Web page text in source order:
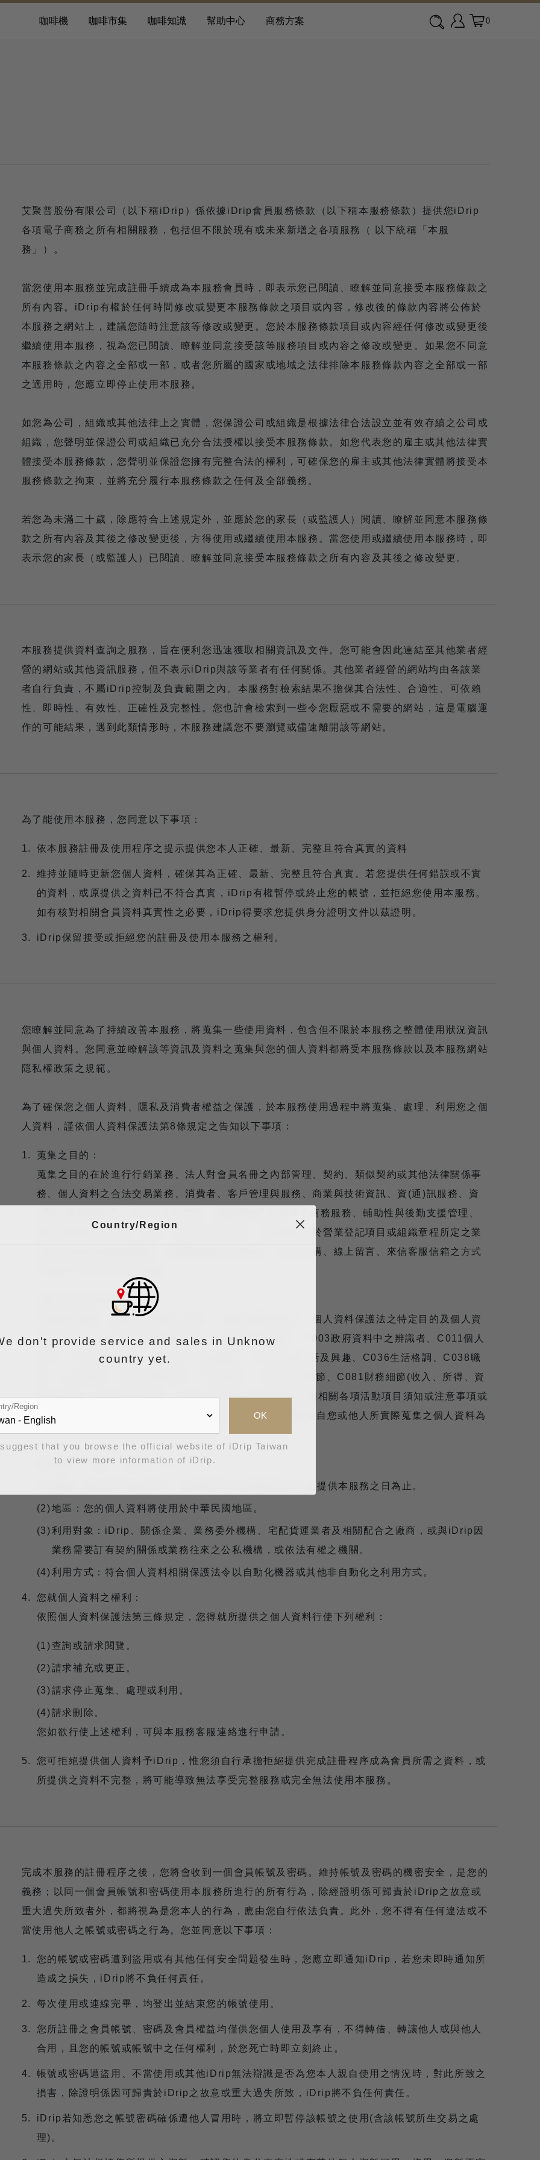
咖啡機 咖啡市集 咖啡知識 幫助中心 商務方案 0
艾聚普股份有限公司（以下稱iDrip）係依據iDrip會員服務條款（以下稱本服務條款）提供您iDrip
各項電子商務之所有相關服務，包括但不限於現有或未來新增之各項服務（ 以下統稱「本服
務」）。
當您使用本服務並完成註冊手續成為本服務會員時，即表示您已閱讀、瞭解並同意接受本服務條款之
所有內容。iDrip有權於任何時間修改或變更本服務條款之項目或內容，修改後的條款內容將公佈於
本服務之網站上，建議您隨時注意該等修改或變更。您於本服務條款項目或內容經任何修改或變更後
繼續使用本服務，視為您已閱讀、瞭解並同意接受該等服務項目或內容之修改或變更。如果您不同意
本服務條款之內容之全部或一部，或者您所屬的國家或地域之法律排除本服務條款內容之全部或一部
之適用時，您應立即停止使用本服務。
如您為公司，組織或其他法律上之實體，您保證公司或組織是根據法律合法設立並有效存續之公司或
組織，您聲明並保證公司或組織已充分合法授權以接受本服務條款。如您代表您的雇主或其他法律實
體接受本服務條款，您聲明並保證您擁有完整合法的權利，可確保您的雇主或其他法律實體將接受本
服務條款之拘束，並將充分履行本服務條款之任何及全部義務。
若您為未滿二十歲，除應符合上述規定外，並應於您的家長（或監護人）閱讀、瞭解並同意本服務條
款之所有內容及其後之修改變更後，方得使用或繼續使用本服務。當您使用或繼續使用本服務時，即
表示您的家長（或監護人）已閱讀、瞭解並同意接受本服務條款之所有內容及其後之修改變更。
本服務提供資料查詢之服務，旨在便利您迅速獲取相關資訊及文件。您可能會因此連結至其他業者經
營的網站或其他資訊服務，但不表示iDrip與該等業者有任何關係。其他業者經營的網站均由各該業
者自行負責，不屬iDrip控制及負責範圍之內。本服務對檢索結果不擔保其合法性、合適性、可依賴
性、即時性、有效性、正確性及完整性。您也許會檢索到一些令您厭惡或不需要的網站，這是電腦運
作的可能結果，遇到此類情形時，本服務建議您不要瀏覽或儘速離開該等網站。
為了能使用本服務，您同意以下事項：
依本服務註冊及使用程序之提示提供您本人正確、最新、完整且符合真實的資料
維持並隨時更新您個人資料，確保其為正確、最新、完整且符合真實。若您提供任何錯誤或不實
的資料，或原提供之資料已不符合真實，iDrip有權暫停或終止您的帳號，並拒絕您使用本服務。
如有核對相關會員資料真實性之必要，iDrip得要求您提供身分證明文件以茲證明。
iDrip保留接受或拒絕您的註冊及使用本服務之權利。
您瞭解並同意為了持續改善本服務，將蒐集一些使用資料，包含但不限於本服務之整體使用狀況資訊
與個人資料。您同意並瞭解該等資訊及資料之蒐集與您的個人資料都將受本服務條款以及本服務網站
隱私權政策之規範。
為了確保您之個人資料、隱私及消費者權益之保護，於本服務使用過程中將蒐集、處理、利用您之個
人資料，謹依個人資料保護法第8條規定之告知以下事項：
蒐集之目的：
蒐集之目的在於進行行銷業務、法人對會員名冊之內部管理、契約、類似契約或其他法律關係事
務、個人資料之合法交易業務、消費者、客戶管理與服務、商業與技術資訊、資(通)訊服務、資
(通)訊資料庫管理、資訊安全與管理、網路購物及其他電子商務服務、輔助性與後勤支援管理、
廣告或商業行為管理、調查、統計與研究分析、其他經營合於營業登記項目或組織章程所定之業
務及其他諮詢與顧問服務。本服務將藉由註冊會員、線上訂購、線上留言、來信客服信箱之方式
蒐集之個人資料類別：
本服務內蒐集、處理及利用個人資料，依據法務部頒佈之「個人資料保護法之特定目的及個人資
料之類別」，包括C001辨識個人者、C002辨識財務者、C003政府資料中之辨識者、C011個人
描述、C021家庭情形、C024其他社會關係、C035休閒生活及興趣、C036生活格調、C038職
業、C032財產、C051學校紀錄、C056著作、C073安全細節、C081財務細節(收入、所得、資
產與投資)、C093財務交易、C102約定或契約以及其他詳如相關各項活動項目須知或注意事項或
相關契約書之內容，並以iDrip與您往來之相關業務或服務及自您或他人所實際蒐集之個人資料為
準。
利用期間、地區、對象及方式：
期間：除法律另有規定外，以您要求停止使用或iDip停止提供本服務之日為止。
地區：您的個人資料將使用於中華民國地區。
利用對象：iDrip、關係企業、業務委外機構、宅配貨運業者及相關配合之廠商，或與iDrip因
業務需要訂有契約關係或業務往來之公私機構，或依法有權之機關。
利用方式：符合個人資料相關保護法令以自動化機器或其他非自動化之利用方式。
您就個人資料之權利：
依照個人資料保護法第三條規定，您得就所提供之個人資料行使下列權利：
查詢或請求閱覽。
請求補充或更正。
請求停止蒐集、處理或利用。
請求刪除。
您如欲行使上述權利，可與本服務客服連絡進行申請。
您可拒絕提供個人資料予iDrip，惟您須自行承擔拒絕提供完成註冊程序成為會員所需之資料，或
所提供之資料不完整，將可能導致無法享受完整服務或完全無法使用本服務。
完成本服務的註冊程序之後，您將會收到一個會員帳號及密碼。維持帳號及密碼的機密安全，是您的
義務；以同一個會員帳號和密碼使用本服務所進行的所有行為，除經證明係可歸責於iDrip之故意或
重大過失所致者外，都將視為是您本人的行為，應由您自行依法負責。此外，您不得有任何違法或不
當使用他人之帳號或密碼之行為。您並同意以下事項：
您的帳號或密碼遭到盜用或有其他任何安全問題發生時，您應立即通知iDrip，若您未即時通知所
造成之損失，iDrip將不負任何責任。
每次使用或連線完畢，均登出並結束您的帳號使用。
您所註冊之會員帳號、密碼及會員權益均僅供您個人使用及享有，不得轉借、轉讓他人或與他人
合用，且您的帳號或帳號中之任何權利，於您死亡時即立刻終止。
帳號或密碼遭盜用、不當使用或其他iDrip無法辯識是否為您本人親自使用之情況時，對此所致之
損害，除證明係因可歸責於iDrip之故意或重大過失所致，iDrip將不負任何責任。
iDrip若知悉您之帳號密碼確係遭他人冒用時，將立即暫停該帳號之使用(含該帳號所生交易之處
理)。
Country/Region
don't provide service and sales in Unknow
country yet.
Region
OK
that you browse the official website of iDrip Taiwan
to view more information of iDrip.